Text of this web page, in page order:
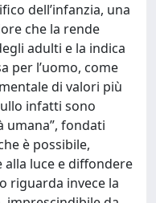
dell’infanzia, una
che la rende
adulti e la indica
per l’uomo, come
di valori più
infatti sono
umana”, fondati
è possibile,
alla luce e diffondere
riguarda invece la